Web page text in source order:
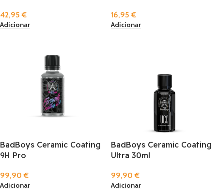
42,95€
Adicionar
16,95€
Adicionar
BadBoys Ceramic Coating
9H Pro
99,90€
Adicionar
BadBoys Ceramic Coating
Ultra 30ml
99,90€
Adicionar